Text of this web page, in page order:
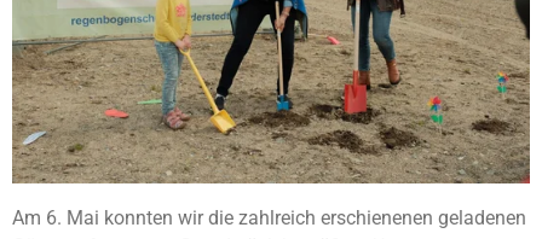
Am 6. Mai konnten wir die zahlreich erschienenen geladenen